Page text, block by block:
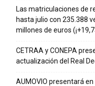
Las matriculaciones de
hasta julio con 235.388
millones de euros
CETRAA y CONEPA
actualización del Real
AUMOVIO presentará